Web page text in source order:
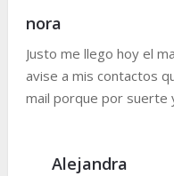
nora
Justo me llego hoy el
avise a mis contactos
mail porque por suerte
Alejandra